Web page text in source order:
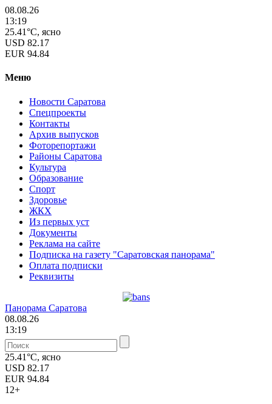
08.08.26
13:19
25.41°C, ясно
USD 82.17
EUR 94.84
Меню
Новости Саратова
Спецпроекты
Контакты
Архив выпусков
Фоторепортажи
Районы Саратова
Культура
Образование
Спорт
Здоровье
ЖКХ
Из пеpвых уст
Документы
Реклама на сайте
Подписка на газету "Саратовская панорама"
Оплата подписки
Реквизиты
Панорама Саратова
08.08.26
13:19
25.41°C, ясно
USD 82.17
EUR 94.84
12+